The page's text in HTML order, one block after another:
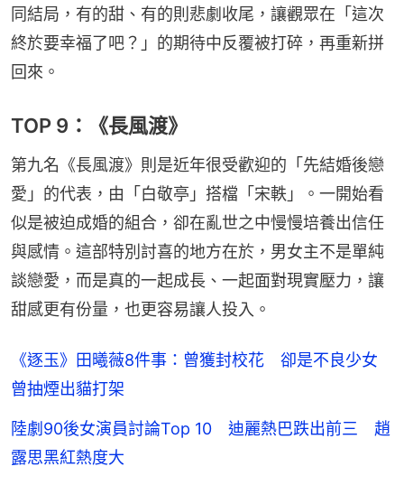
同結局，有的甜、有的則悲劇收尾，讓觀眾在「這次
終於要幸福了吧？」的期待中反覆被打碎，再重新拼
回來。
TOP 9：《長風渡》
第九名《長風渡》則是近年很受歡迎的「先結婚後戀
愛」的代表，由「白敬亭」搭檔「宋軼」。一開始看
似是被迫成婚的組合，卻在亂世之中慢慢培養出信任
與感情。這部特別討喜的地方在於，男女主不是單純
談戀愛，而是真的一起成長、一起面對現實壓力，讓
甜感更有份量，也更容易讓人投入。
《逐玉》田曦薇8件事：曾獲封校花 卻是不良少女
曾抽煙出貓打架
陸劇90後女演員討論Top 10 迪麗熱巴跌出前三 趙
露思黑紅熱度大